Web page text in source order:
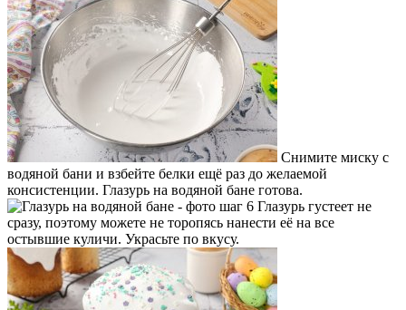
Снимите миску с
водяной бани и взбейте белки ещё раз до желаемой
консистенции. Глазурь на водяной бане готова.
Глазурь густеет не
сразу, поэтому можете не торопясь нанести её на все
остывшие куличи. Украсьте по вкусу.